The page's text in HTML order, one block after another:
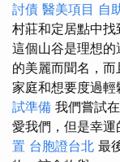
討債 醫美項目 自
村莊和定居點中找
這個山谷是理想
的美麗而聞名，
家庭和想要度過輕
試準備 我們嘗試
愛我們，但是幸運
置 台胞證台北 最